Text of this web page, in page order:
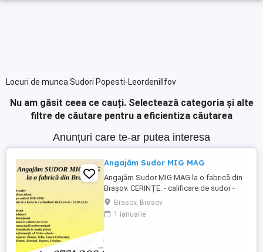
Locuri de munca Sudori Popesti-LeordeniIlfov
Nu am găsit ceea ce cauți. Selectează categoria și alte
filtre de căutare pentru a eficientiza căutarea
Anunțuri care te-ar putea interesa
Angajăm Sudor MIG MAG
Angajăm Sudor MIG MAG la o fabrică din
Brașov. CERINȚE: - calificare de sudor -
cunoștințe desen tehnic - experiență pe
sudură MIG-MAG - disponibilitate pentru
lucru în 2 schimburi: 06.15-14.45 14.30-
Brasov, Brasov
1 ianuarie